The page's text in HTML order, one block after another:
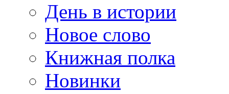
День в истории
Новое слово
Книжная полка
Новинки